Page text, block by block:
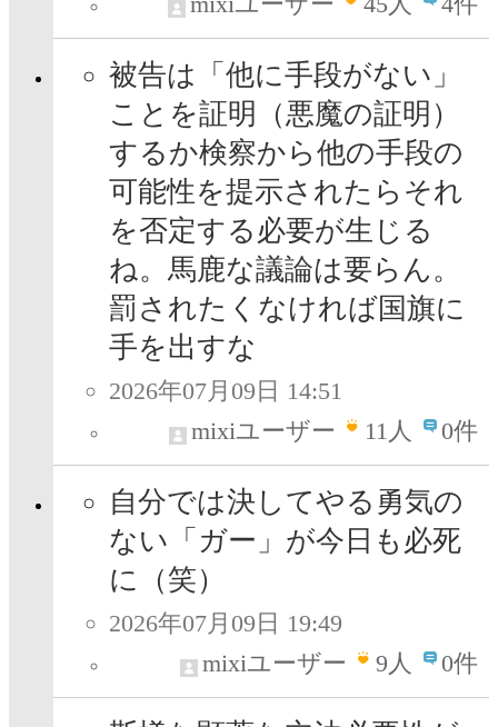
被告は「他に手段がない」
ことを証明（悪魔の証明）
するか検察から他の手段の
可能性を提示されたらそれ
を否定する必要が生じる
ね。馬鹿な議論は要らん。
罰されたくなければ国旗に
手を出すな
2026年07月09日 14:51
mixiユーザー
11人 0件
自分では決してやる勇気の
ない「ガー」が今日も必死
に（笑）
2026年07月09日 19:49
mixiユーザー
9人 0件